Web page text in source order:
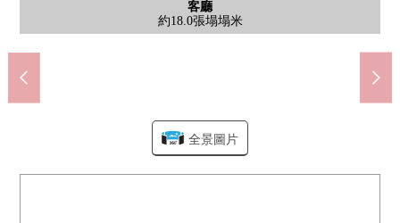
客廳
約18.0張塌塌米
外觀
客廳
約18.0張塌塌米
客廳
約18.0張塌塌米
廚房
廚房
廚房
廚房
廚房
洗臉
公共汽車
廁所
廁所
室內
約4.5張塌塌米西式房間
室內
約4.5張塌塌米西式房間
室內
約6.0張塌塌米西式房間
室內
約6.0張塌塌米西式房間
室內
約6.0張塌塌米西式房間
室內
約6.0張塌塌米西式房間
室內
約6.0張塌塌米西式房間
室內
約6.0張塌塌米西式房間
室內
約8.5張塌塌米西式房間
室內
約8.5張塌塌米西式房間
室內
約8.5張塌塌米西式房間
收納
嵌入式衣櫃
陽台
陽台
風景
門口
收納
外觀
Maruetsu東菅野商店(約500m)
步行7分鐘
醫療法人公司暴風雨河大野中央醫院(約1000m)
步行13分鐘
市川市立北方小學(約400m)
步行5分鐘
市川市立下貝冢中學(約700m)
步行9分鐘
7-Eleven市川北方町4丁目商店(約590m)
步行8分鐘
市川本北方郵局(約900m)
步行12分鐘
藥之福太郎宮久保4丁目商店(約1200m)
步行15分鐘
全景圖片